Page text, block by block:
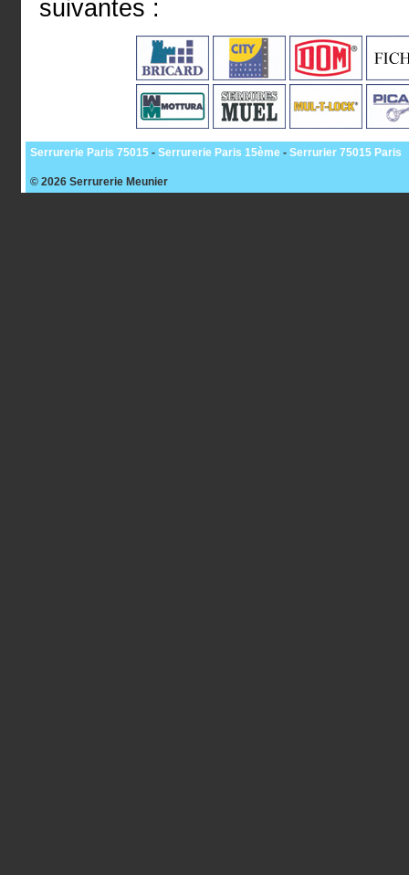
suivantes :
Serrurerie Paris 75015- Serrurerie Paris 15ème- Serrurier 75015 Paris
© 2026 Serrurerie Meunier